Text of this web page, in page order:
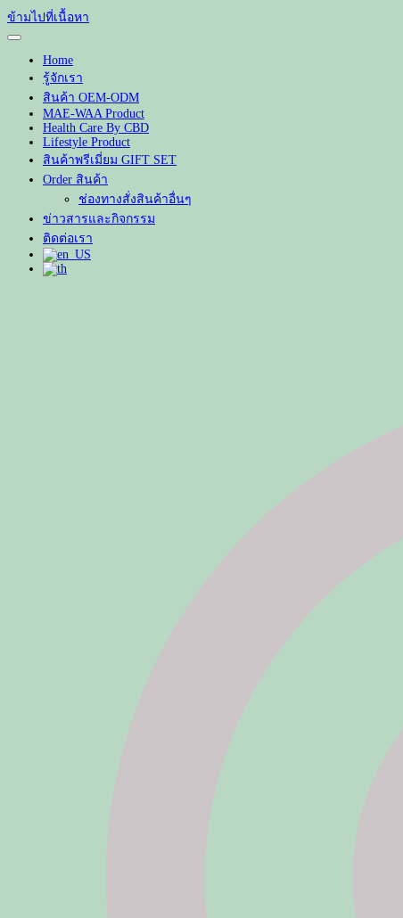
ข้ามไปที่เนื้อหา
Home
รู้จักเรา
สินค้า OEM-ODM
MAE-WAA Product
Health Care By CBD
Lifestyle Product
สินค้าพรีเมี่ยม GIFT SET
Order สินค้า
ช่องทางสั่งสินค้าอื่นๆ
ข่าวสารและกิจกรรม
ติดต่อเรา